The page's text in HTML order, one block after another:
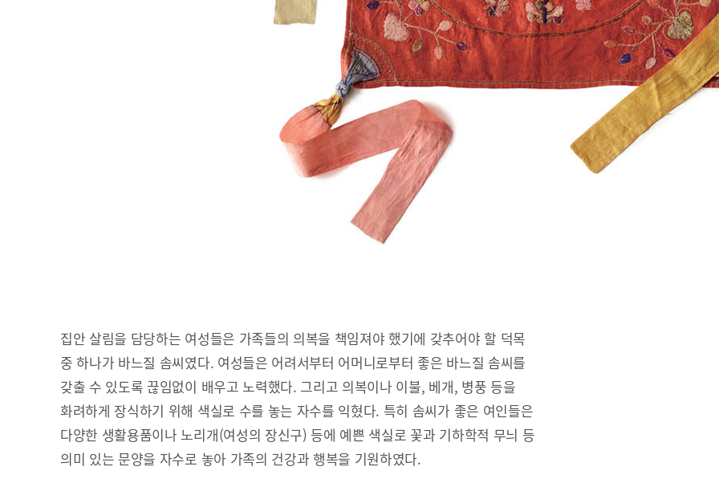
집안 살림을 담당하는 여성들은 가족들의 의복을 책임져야 했기에 갖추어야 할 덕목
중 하나가 바느질 솜씨였다. 여성들은 어려서부터 어머니로부터 좋은 바느질 솜씨를
갖출 수 있도록 끊임없이 배우고 노력했다. 그리고 의복이나 이불, 베개, 병풍 등을
화려하게 장식하기 위해 색실로 수를 놓는 자수를 익혔다. 특히 솜씨가 좋은 여인들은
다양한 생활용품이나 노리개(여성의 장신구) 등에 예쁜 색실로 꽃과 기하학적 무늬 등
의미 있는 문양을 자수로 놓아 가족의 건강과 행복을 기원하였다.